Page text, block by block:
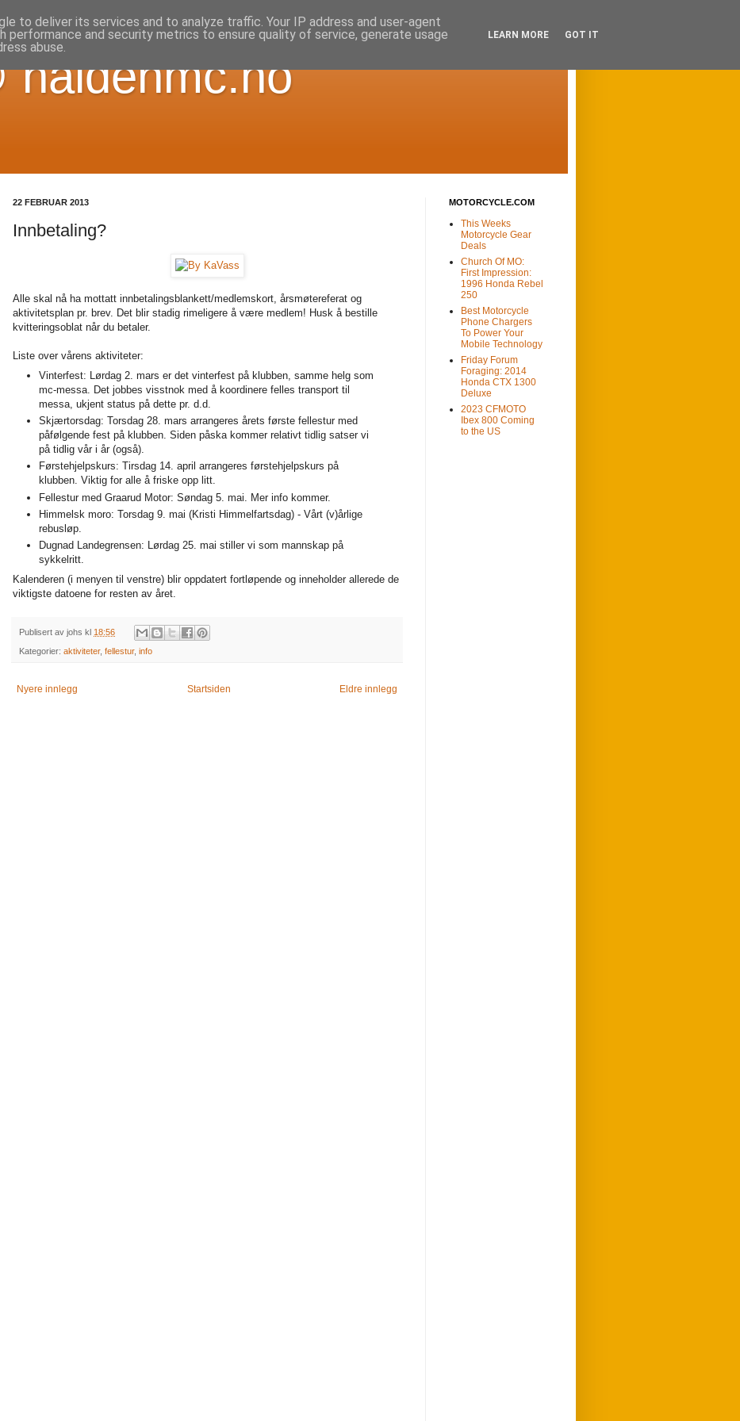
haldenmc.no
22 FEBRUAR 2013
Innbetaling?
Alle skal nå ha mottatt innbetalingsblankett/medlemskort, årsmøtereferat og
aktivitetsplan pr. brev. Det blir stadig rimeligere å være medlem! Husk å bestille
kvitteringsoblat når du betaler.
Liste over vårens aktiviteter:
Vinterfest: Lørdag 2. mars er det vinterfest på klubben, samme helg som
mc-messa. Det jobbes visstnok med å koordinere felles transport til
messa, ukjent status på dette pr. d.d.
Skjærtorsdag: Torsdag 28. mars arrangeres årets første fellestur med
påfølgende fest på klubben. Siden påska kommer relativt tidlig satser vi
på tidlig vår i år (også).
Førstehjelpskurs: Tirsdag 14. april arrangeres førstehjelpskurs på
klubben. Viktig for alle å friske opp litt.
Fellestur med Graarud Motor: Søndag 5. mai. Mer info kommer.
Himmelsk moro: Torsdag 9. mai (Kristi Himmelfartsdag) - Vårt (v)årlige
rebusløp.
Dugnad Landegrensen: Lørdag 25. mai stiller vi som mannskap på
sykkelritt.
Kalenderen (i menyen til venstre) blir oppdatert fortløpende og inneholder allerede de
viktigste datoene for resten av året.
Publisert av johs kl 18:56
Kategorier: aktiviteter, fellestur, info
Nyere innlegg Eldre innlegg
Startsiden
MOTORCYCLE.COM
This Weeks
Motorcycle Gear
Deals
Church Of MO:
First Impression:
1996 Honda Rebel
250
Best Motorcycle
Phone Chargers
To Power Your
Mobile Technology
Friday Forum
Foraging: 2014
Honda CTX 1300
Deluxe
2023 CFMOTO
Ibex 800 Coming
to the US
to deliver its services and to analyze traffic. Your IP address and user-agent
performance and security metrics to ensure quality of service, generate usage
abuse.
LEARN MORE GOT IT